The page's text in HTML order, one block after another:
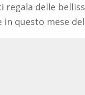
regala delle
questo mese